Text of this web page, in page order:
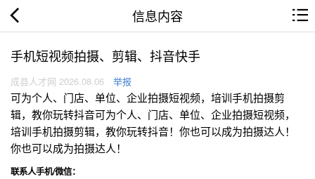
信息内容
手机短视频拍摄、剪辑、抖音快手
成县人才网 2026.08.06 举报
可为个人、门店、单位、企业拍摄短视频，培训手机拍摄剪
辑，教你玩转抖音可为个人、门店、单位、企业拍摄短视频，
培训手机拍摄剪辑，教你玩转抖音！你也可以成为拍摄达人！
你也可以成为拍摄达人！
联系人手机/微信：